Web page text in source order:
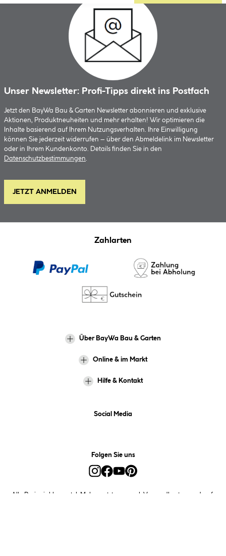
Unser Newsletter: Profi-Tipps direkt ins Postfach
Jetzt den BayWa Bau & Garten Newsletter abonnieren und exklusive
Aktionen, Produktneuheiten und mehr erhalten! Wir optimieren die
Inhalte basierend auf Ihrem Nutzungsverhalten. Ihre Einwilligung
können Sie jederzeit widerrufen – über den Abmeldelink im Newsletter
oder in Ihrem Kundenkonto. Details finden Sie in den
Datenschutzbestimmungen.
JETZT ANMELDEN
Zahlarten
Über BayWa Bau & Garten
Online & im Markt
Hilfe & Kontakt
Social Media
Folgen Sie uns
Alle Preise inkl. gesetzl. Mehrwertsteuer zzgl. Versandkosten
und ggf.